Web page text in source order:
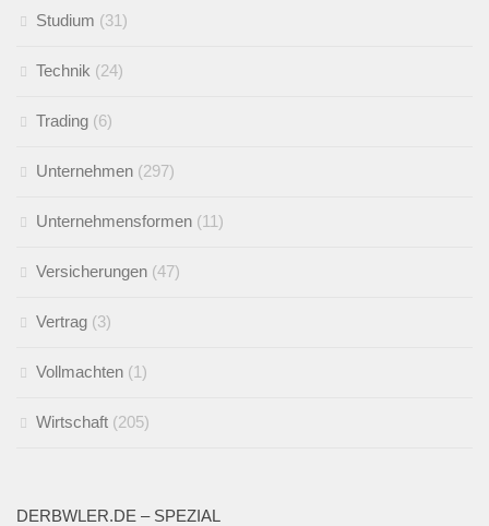
Studium (31)
Technik (24)
Trading (6)
Unternehmen (297)
Unternehmensformen (11)
Versicherungen (47)
Vertrag (3)
Vollmachten (1)
Wirtschaft (205)
DERBWLER.DE – SPEZIAL